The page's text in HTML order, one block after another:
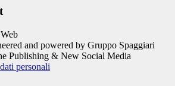
and powered by Gruppo Spaggiari
Publishing & New Social Media
personali